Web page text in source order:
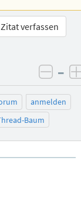
verfassen
–
anmelden
Baum